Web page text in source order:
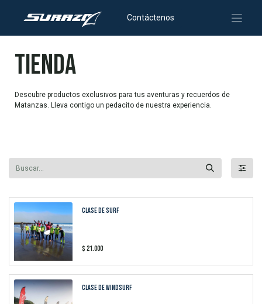
Contáctenos
tienda
Descubre productos exclusivos para tus aventuras y recuerdos de
Matanzas. Lleva contigo un pedacito de nuestra experiencia.
Clase de Surf
$ 21.000
Clase de Windsurf